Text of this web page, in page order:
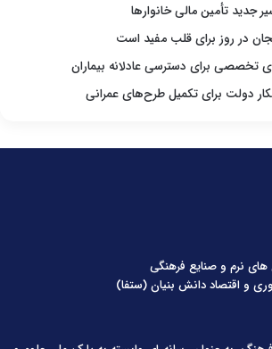
جدید تأمین مالی خانوارها
در روز برای قلب مفید است
تخصصی برای دسترسی عادلانه بیماران
دولت برای تکمیل طرح‌های عمرانی
نرم و صنایع فرهنگی
و اقتصاد دانش بنیان (ستفا)